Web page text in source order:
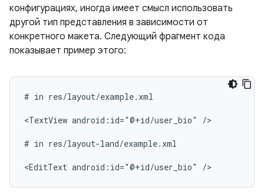
конфигурациях, иногда имеет смысл использовать
другой тип представления в зависимости от
конкретного макета. Следующий фрагмент кода
показывает пример этого:
# in res/layout/example.xml
<TextView android:id="@+id/user_bio" />
# in res/layout-land/example.xml
<EditText android:id="@+id/user_bio"